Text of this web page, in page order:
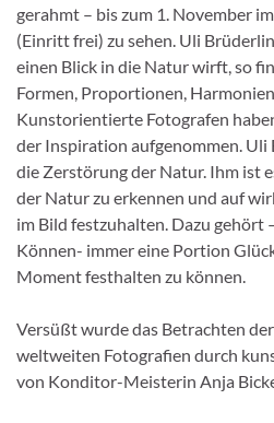
gerahmt – bis zum 1. November
(Einritt frei) zu sehen. Uli
einen Blick in die Natur wirft, so
Formen, Proportionen,
Kunstorientierte Fotografen
der Inspiration aufgenommen.
die Zerstörung der Natur. Ihm ist
der Natur zu erkennen und auf
im Bild festzuhalten. Dazu gehört
Können- immer eine Portion
Moment festhalten zu können.
Versüßt wurde das Betrachten
weltweiten Fotografien durch
von Konditor-Meisterin Anja